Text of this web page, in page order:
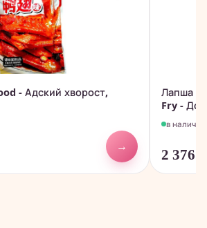
- Адский хворост,
→
Лапша
Fry -
в наличии
2 376